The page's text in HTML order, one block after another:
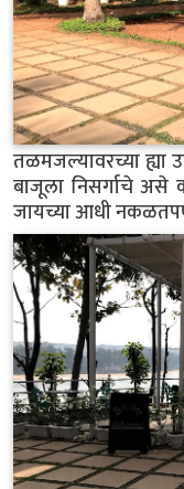
तळमजल्यावरच्या ह्या
बाजूला निसर्गाचे असे
जायच्या आधी